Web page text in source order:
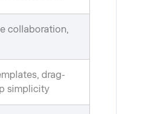
collaboration,
drag-
simplicity